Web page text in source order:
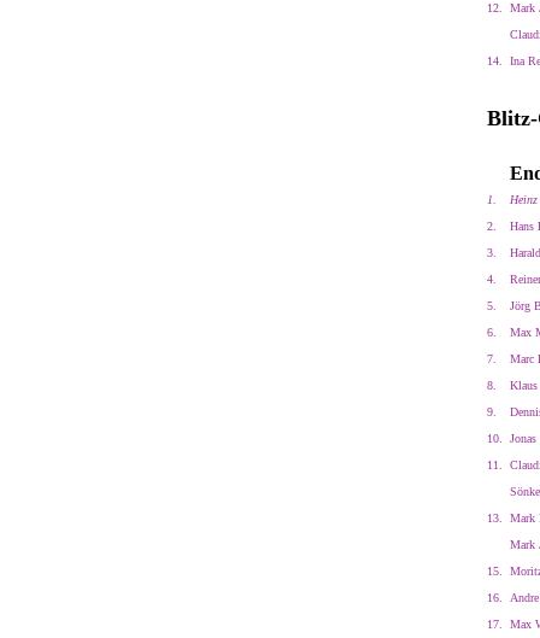
12.
Mark
14.
Ina
1.
2.
Hans
3.
4.
5.
Jörg
6.
Max
7.
Marc
8.
Klaus
9.
10.
11.
13.
Mark
Mark
15.
16.
17.
Max